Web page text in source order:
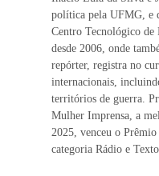
política pela UFMG, e
Centro Tecnológico
desde 2006, onde
repórter, registra no
internacionais,
territórios de guerra.
Mulher Imprensa, a
2025, venceu o
categoria Rádio e Texto.